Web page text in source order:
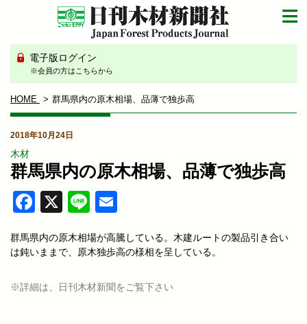
電子版ログイン
※会員の方はこちらから
HOME 群馬県内の原木相場、品薄で独歩高
2018年10月24日
木材
群馬県内の原木相場、品薄で独歩高
Facebook
X Line
群馬県内の原木相場が高騰している。木建ルートの製品引き合い
は鈍いままで、原木独歩高の様相を呈している。
※詳細は、日刊木材新聞をご覧下さい